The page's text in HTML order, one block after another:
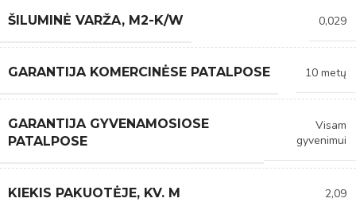
ŠILUMINĖ VARŽA, M2-K/W 0,029
GARANTIJA KOMERCINĖSE PATALPOSE 10 metų
GARANTIJA GYVENAMOSIOSE
PATALPOSE
Visam
gyvenimui
KIEKIS PAKUOTĖJE, KV. M 2,09